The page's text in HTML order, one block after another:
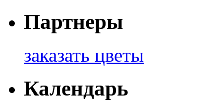
Партнеры
заказать цветы
Календарь